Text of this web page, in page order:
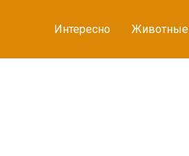
Интересно Животные